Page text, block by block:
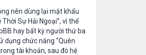
nên dùng lại mật khẩu
Sự Hải Ngoại”, vì thế
hay bất kỳ người thứ ba
dụng chức năng “Quên
tài khoản, sau đó hệ